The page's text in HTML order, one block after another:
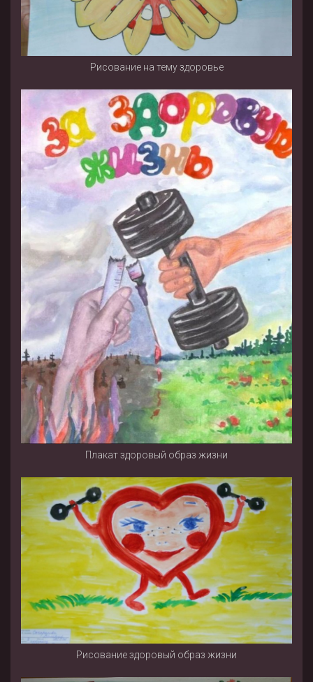
Рисование на тему здоровье
Плакат здоровый образ жизни
Рисование здоровый образ жизни